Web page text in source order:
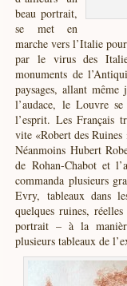
beau portrait,
se met en
marche vers l’Italie
par le virus des
monuments de
paysages, allant même
l’audace, le Louvre
l’esprit. Les Français
vite «Robert des Ruines
Néanmoins Hubert
de Rohan-Chabot et
commanda plusieurs
Evry, tableaux dans
quelques ruines,
portrait – à la
plusieurs tableaux de